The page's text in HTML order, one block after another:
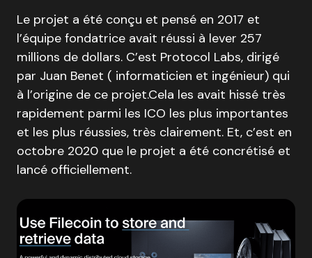
Le projet a été conçu et pensé en 2017 et
l’équipe fondatrice avait réussi à lever 257
millions de dollars. C’est Protocol Labs, dirigé
par Juan Benet ( informaticien et ingénieur) qui
à l’origine de ce projet.Cela les avait hissé très
rapidement parmi les ICO les plus importantes
et les plus réussies, très clairement. Et, c’est en
octobre 2020 que le projet a été concrétisé et
lancé officiellement.